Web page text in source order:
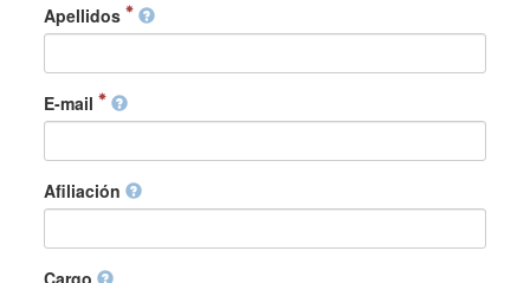
Apellidos
E-mail
Afiliación
Cargo